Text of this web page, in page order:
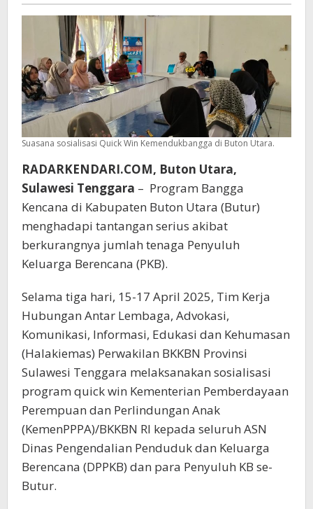
Bangga
Kencana
Suasana sosialisasi Quick Win Kemendukbangga di Buton Utara.
RADARKENDARI.COM, Buton Utara,
Sulawesi Tenggara – Program Bangga
Kencana di Kabupaten Buton Utara (Butur)
menghadapi tantangan serius akibat
berkurangnya jumlah tenaga Penyuluh
Keluarga Berencana (PKB).
Selama tiga hari, 15-17 April 2025, Tim Kerja
Hubungan Antar Lembaga, Advokasi,
Komunikasi, Informasi, Edukasi dan Kehumasan
(Halakiemas) Perwakilan BKKBN Provinsi
Sulawesi Tenggara melaksanakan sosialisasi
program quick win Kementerian Pemberdayaan
Perempuan dan Perlindungan Anak
(KemenPPPA)/BKKBN RI kepada seluruh ASN
Dinas Pengendalian Penduduk dan Keluarga
Berencana (DPPKB) dan para Penyuluh KB se-
Butur.